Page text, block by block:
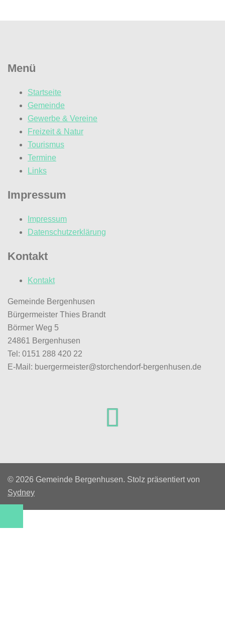
Menü
Startseite
Gemeinde
Gewerbe & Vereine
Freizeit & Natur
Tourismus
Termine
Links
Impressum
Impressum
Datenschutzerklärung
Kontakt
Kontakt
Gemeinde Bergenhusen
Bürgermeister Thies Brandt
Börmer Weg 5
24861 Bergenhusen
Tel: 0151 288 420 22
E-Mail: buergermeister@storchendorf-bergenhusen.de
© 2026 Gemeinde Bergenhusen. Stolz präsentiert von
Sydney